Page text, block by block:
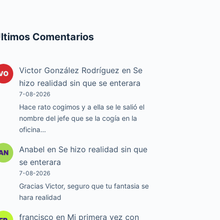
Comentarios
Victor González Rodríguez en Se
hizo realidad sin que se enterara
7-08-2026
Hace rato cogimos y a ella se le salió el
nombre del jefe que se la cogía en la
oficina…
Anabel en Se hizo realidad sin que
se enterara
7-08-2026
Gracias Victor, seguro que tu fantasia se
hara realidad
francisco en Mi primera vez con